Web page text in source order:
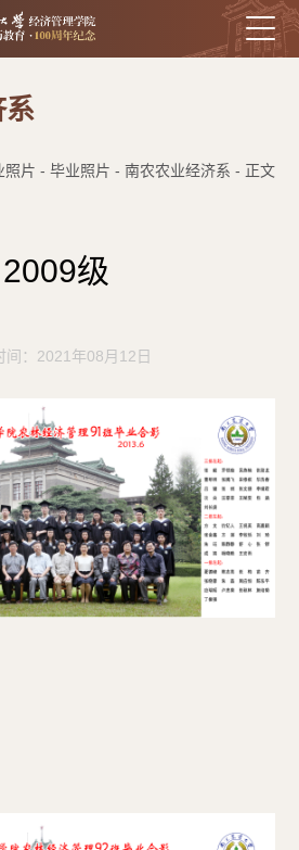
系
照片 - 毕业照片 - 南农农业经济系 - 正文
2009级
间：2021年08月12日